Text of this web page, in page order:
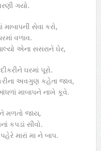
ગયો.
સેવા કરો,
વળાવ.
એના સસરાને ઘેર,
ઘરમાં પૂરો.
અવગુણ કહેતા જાવ,
માબાપને નાખે કૂવે.
મળતો જાય,
કપડાં સીવો.
મારાં મા ને બાપ.